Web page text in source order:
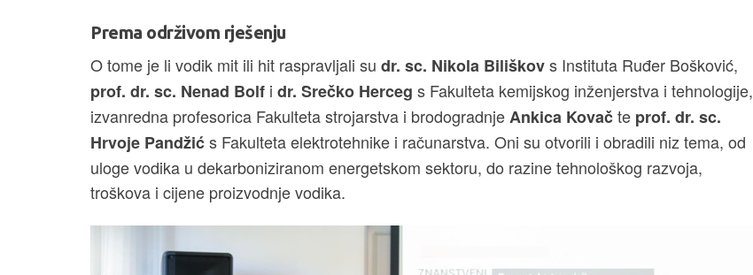
Prema održivom rješenju
O tome je li vodik mit ili hit raspravljali su dr. sc. Nikola Biliškovs Instituta Ruđer Bošković,
prof. dr. sc. Nenad Bolf i dr. Srečko Herceg s Fakulteta kemijskog inženjerstva i tehnologije,
izvanredna profesorica Fakulteta strojarstva i brodogradnjeAnkica Kovačte prof. dr. sc.
Hrvoje Pandžićs Fakulteta elektrotehnike i računarstva. Oni su otvorili i obradili niz tema, od
uloge vodika u dekarboniziranom energetskom sektoru, do razine tehnološkog razvoja,
troškova i cijene proizvodnje vodika.